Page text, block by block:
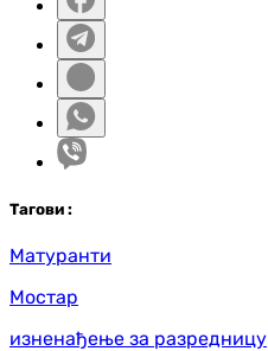
Тагови :
Матуранти
Мостар
изненађење за разредницу